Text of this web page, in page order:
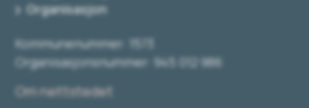
Organisasjon
Kommunenummer: 1573
Organisasjonsnummer: 945 012 986
Om nettstedet